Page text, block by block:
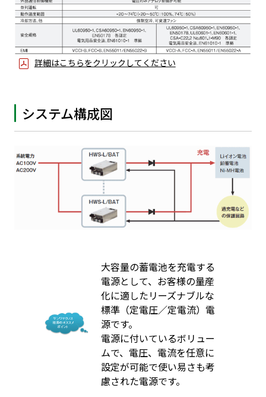
詳細はこちらをクリックしてください
システム構成図
大容量の蓄電池を充電する
電源として、お客様の量産
化に適したリーズナブルな
標準（定電圧／定電流）電
源です。
電源に付いているボリュー
ムで、電圧、電流を任意に
設定が可能で使い易さも考
慮された電源です。